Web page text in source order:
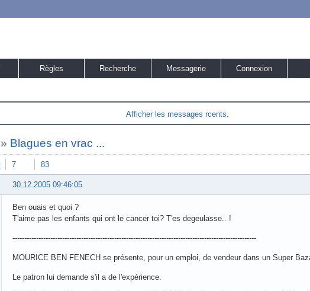
Règles Recherche Messagerie Connexion
Afficher les messages rcents.
» Blagues en vrac ...
7 83
30.12.2005 09:46:05
Ben ouais et quoi ?
T'aime pas les enfants qui ont le cancer toi? T'es degeulasse.. !
-------------------------------------------------------------------------------------------------------
MOURICE BEN FENECH se présente, pour un emploi, de vendeur dans un Super
Le patron lui demande s'il a de l'expérience.